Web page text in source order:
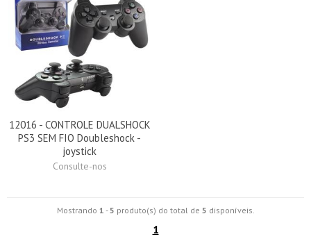
12016 - CONTROLE DUALSHOCK
PS3 SEM FIO Doubleshock -
joystick
Consulte-nos
Mostrando 1 -5 produto(s) do total de 5 disponíveis.
1